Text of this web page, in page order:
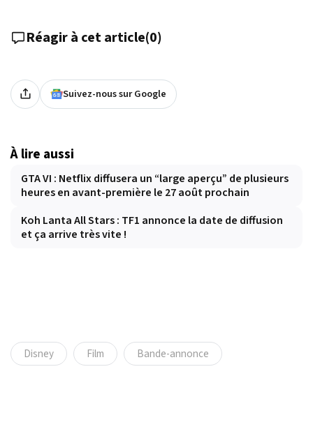
Réagir à cet article(0)
Suivez-nous sur Google
À lire aussi
GTA VI : Netflix diffusera un “large aperçu” de plusieurs
heures en avant-première le 27 août prochain
Koh Lanta All Stars : TF1 annonce la date de diffusion
et ça arrive très vite !
Disney Film Bande-annonce